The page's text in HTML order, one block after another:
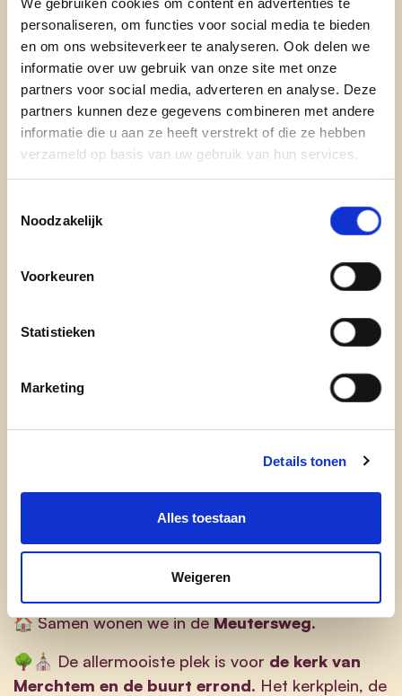
personaliseren, om functies voor social media te bieden
en om ons websiteverkeer te analyseren. Ook delen we
informatie over uw gebruik van onze site met onze
partners voor social media, adverteren en analyse. Deze
partners kunnen deze gegevens combineren met andere
informatie die u aan ze heeft verstrekt of die ze hebben
verzameld op basis van uw gebruik van hun services.
Noodzakelijk
Voorkeuren
Statistieken
Marketing
Details tonen
Alles toestaan
Weigeren
verenigingsleven!
Ik wil ijveren voor eenvolwaardige
muziekschool in Merchtem, liefst van al op de
nieuwe jeugd- en cultuursite aan het oude
Moederhuis. Zo moeten onze kinderen en
jongeren niet altijd naar Asse, maar kunnen ze in
gemeente.
geworden. Ik ben trots op wat er de voorbije zes
jaar is gebeurd: vele nieuwe fietspaden, betere
zebrapaden, nieuwe oversteekplaatsen, de vele
Erna in een notendop...
🥰 Ik ben 56 jaar, getrouwd metWalter, mama
🏠 Samen wonen we in deMeutersweg.
🌳⛪ De allermooiste plek is voor de kerk van
Merchtem en de buurt errond. Het kerkplein, de